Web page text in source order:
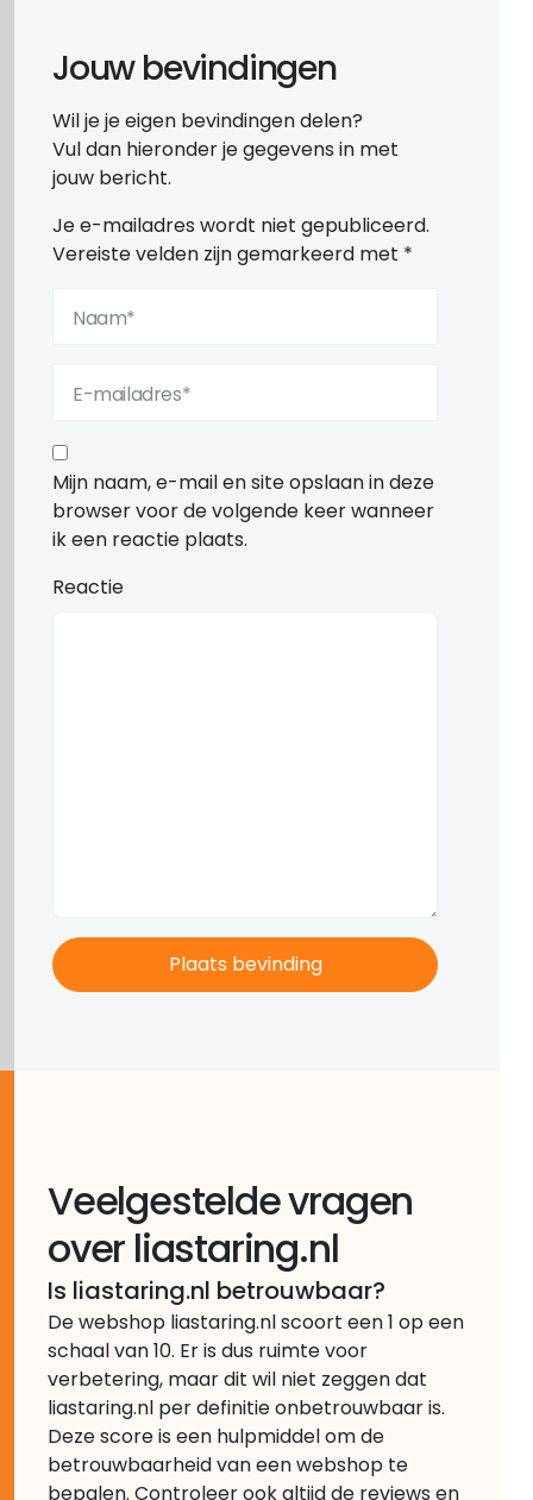
Jouw bevindingen
Wil je je eigen bevindingen delen?
Vul dan hieronder je gegevens in met
jouw bericht.
Je e-mailadres wordt niet gepubliceerd.
Vereiste velden zijn gemarkeerd met *
Mijn naam, e-mail en site opslaan in deze
browser voor de volgende keer wanneer
ik een reactie plaats.
Reactie
Veelgestelde vragen
over liastaring.nl
Is liastaring.nl betrouwbaar?
De webshop liastaring.nl scoort een 1 op een
schaal van 10. Er is dus ruimte voor
verbetering, maar dit wil niet zeggen dat
liastaring.nl per definitie onbetrouwbaar is.
Deze score is een hulpmiddel om de
betrouwbaarheid van een webshop te
bepalen. Controleer ook altijd de reviews en